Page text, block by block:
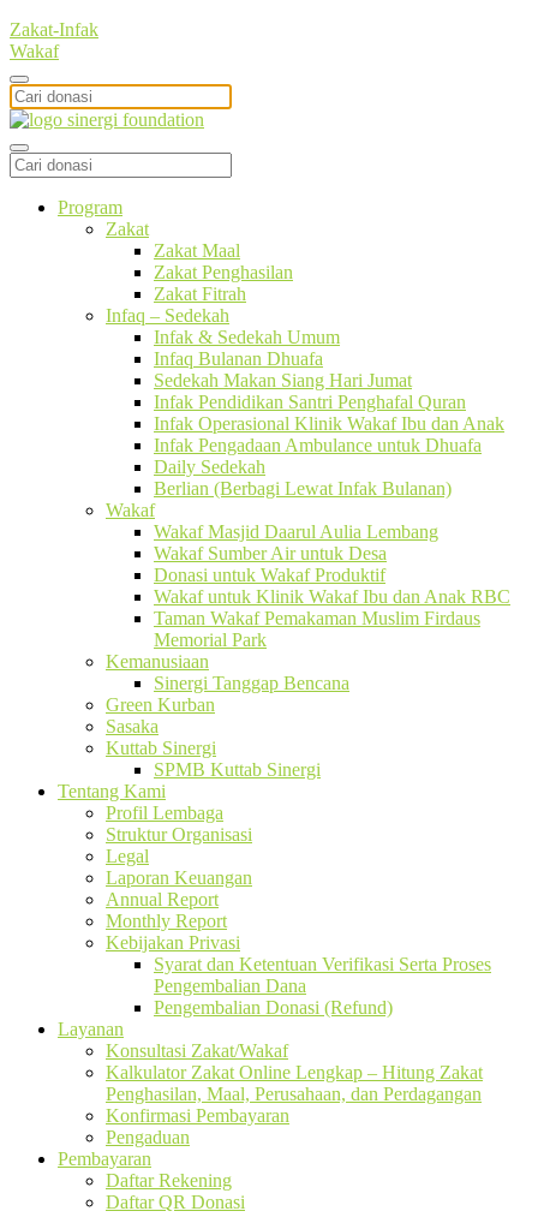
Zakat-Infak
Wakaf
Program
Zakat
Zakat Maal
Zakat Penghasilan
Zakat Fitrah
Infaq – Sedekah
Infak & Sedekah Umum
Infaq Bulanan Dhuafa
Sedekah Makan Siang Hari Jumat
Infak Pendidikan Santri Penghafal Quran
Infak Operasional Klinik Wakaf Ibu dan Anak
Infak Pengadaan Ambulance untuk Dhuafa
Daily Sedekah
Berlian (Berbagi Lewat Infak Bulanan)
Wakaf
Wakaf Masjid Daarul Aulia Lembang
Wakaf Sumber Air untuk Desa
Donasi untuk Wakaf Produktif
Wakaf untuk Klinik Wakaf Ibu dan Anak RBC
Taman Wakaf Pemakaman Muslim Firdaus
Memorial Park
Kemanusiaan
Sinergi Tanggap Bencana
Green Kurban
Sasaka
Kuttab Sinergi
SPMB Kuttab Sinergi
Tentang Kami
Profil Lembaga
Struktur Organisasi
Legal
Laporan Keuangan
Annual Report
Monthly Report
Kebijakan Privasi
Syarat dan Ketentuan Verifikasi Serta Proses
Pengembalian Dana
Pengembalian Donasi (Refund)
Layanan
Konsultasi Zakat/Wakaf
Kalkulator Zakat Online Lengkap – Hitung Zakat
Penghasilan, Maal, Perusahaan, dan Perdagangan
Konfirmasi Pembayaran
Pengaduan
Pembayaran
Daftar Rekening
Daftar QR Donasi